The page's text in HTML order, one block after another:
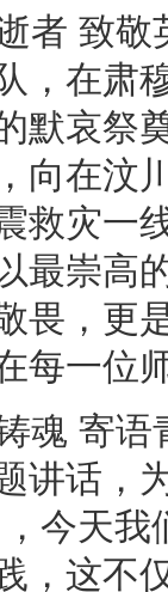
者 致
，在肃
默哀祭
向在汶
救灾一
最崇高
畏，更
每一位
魂 寄
讲话，
今天
，这不